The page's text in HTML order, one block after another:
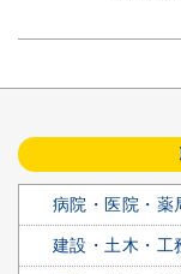
病院・医院・薬
建設・土木・工